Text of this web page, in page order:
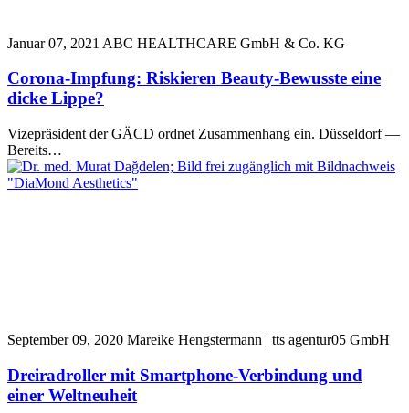
Januar 07, 2021 ABC HEALTHCARE GmbH & Co. KG
Corona-Impfung: Riskieren Beauty-Bewusste eine
dicke Lippe?
Vizepräsident der GÄCD ordnet Zusammenhang ein. Düsseldorf —
Bereits…
September 09, 2020 Mareike Hengstermann | tts agentur05 GmbH
Dreiradroller mit Smartphone-Verbindung und
einer Weltneuheit